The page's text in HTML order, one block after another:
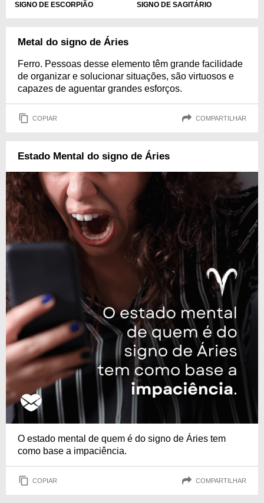
SIGNO DE ESCORPIÃO SIGNO DE SAGITÁRIO
Metal do signo de Áries
Ferro. Pessoas desse elemento têm grande facilidade
de organizar e solucionar situações, são virtuosos e
capazes de aguentar grandes esforços.
COPIAR COMPARTILHAR
Estado Mental do signo de Áries
O estado mental de quem é do signo de Áries tem
como base a impaciência.
COPIAR COMPARTILHAR